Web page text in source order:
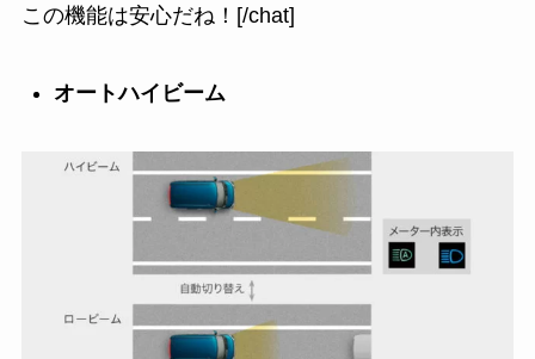
この機能は安心だね！[/chat]
オートハイビーム